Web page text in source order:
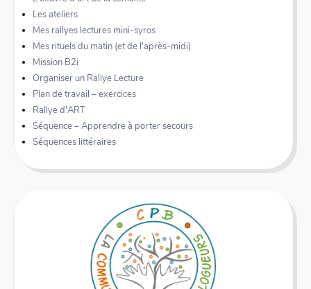
Les ateliers
Mes rallyes lectures mini-syros
Mes rituels du matin (et de l'après-midi)
Mission B2i
Organiser un Rallye Lecture
Plan de travail – exercices
Rallye d'ART
Séquence – Apprendre à porter secours
Séquences littéraires